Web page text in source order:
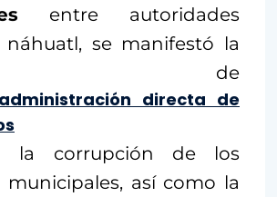
entre autoridades
náhuatl, se manifestó la
de
directa de
la corrupción de los
municipales, así como la